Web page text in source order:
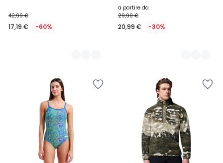
42,99 €
17,19 € -60%
a partire da
29,99 €
20,99 € -30%